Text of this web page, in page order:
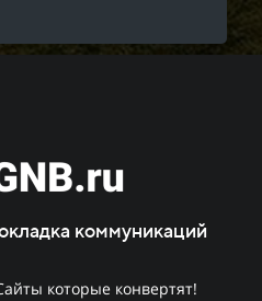
коммуникаций
которые конвертят!